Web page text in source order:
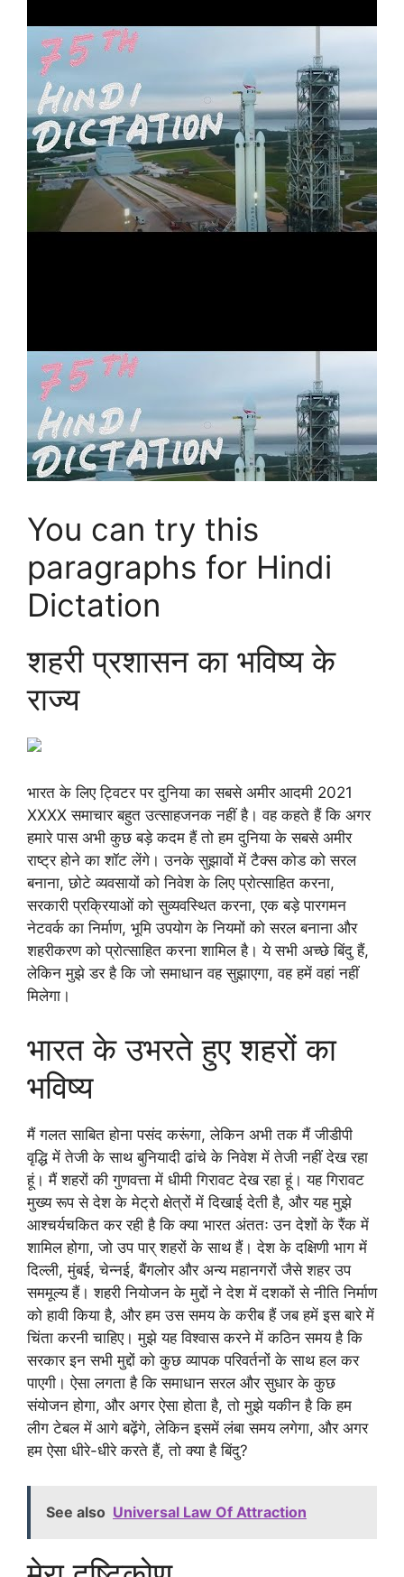
You can try this
paragraphs for Hindi
Dictation
शहरी प्रशासन का भविष्य के
राज्य
भारत के लिए ट्विटर पर दुनिया का सबसे अमीर आदमी 2021
XXXX समाचार बहुत उत्साहजनक नहीं है। वह कहते हैं कि अगर
हमारे पास अभी कुछ बड़े कदम हैं तो हम दुनिया के सबसे अमीर
राष्ट्र होने का शॉट लेंगे। उनके सुझावों में टैक्स कोड को सरल
बनाना, छोटे व्यवसायों को निवेश के लिए प्रोत्साहित करना,
सरकारी प्रक्रियाओं को सुव्यवस्थित करना, एक बड़े पारगमन
नेटवर्क का निर्माण, भूमि उपयोग के नियमों को सरल बनाना और
शहरीकरण को प्रोत्साहित करना शामिल है। ये सभी अच्छे बिंदु हैं,
लेकिन मुझे डर है कि जो समाधान वह सुझाएगा, वह हमें वहां नहीं
मिलेगा।
भारत के उभरते हुए शहरों का
भविष्य
मैं गलत साबित होना पसंद करूंगा, लेकिन अभी तक मैं जीडीपी
वृद्धि में तेजी के साथ बुनियादी ढांचे के निवेश में तेजी नहीं देख रहा
हूं। मैं शहरों की गुणवत्ता में धीमी गिरावट देख रहा हूं। यह गिरावट
मुख्य रूप से देश के मेट्रो क्षेत्रों में दिखाई देती है, और यह मुझे
आश्चर्यचकित कर रही है कि क्या भारत अंततः उन देशों के रैंक में
शामिल होगा, जो उप पार् शहरों के साथ हैं। देश के दक्षिणी भाग में
दिल्ली, मुंबई, चेन्नई, बैंगलोर और अन्य महानगरों जैसे शहर उप
सममूल्य हैं। शहरी नियोजन के मुद्दों ने देश में दशकों से नीति निर्माण
को हावी किया है, और हम उस समय के करीब हैं जब हमें इस बारे में
चिंता करनी चाहिए। मुझे यह विश्वास करने में कठिन समय है कि
सरकार इन सभी मुद्दों को कुछ व्यापक परिवर्तनों के साथ हल कर
पाएगी। ऐसा लगता है कि समाधान सरल और सुधार के कुछ
संयोजन होगा, और अगर ऐसा होता है, तो मुझे यकीन है कि हम
लीग टेबल में आगे बढ़ेंगे, लेकिन इसमें लंबा समय लगेगा, और अगर
हम ऐसा धीरे-धीरे करते हैं, तो क्या है बिंदु?
See also Universal Law Of Attraction